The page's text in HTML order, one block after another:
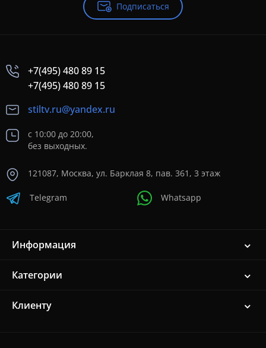
Подписаться
+7(495) 480 89 15
+7(495) 480 89 15
stiltv.ru@yandex.ru
с 10:00 до 20:00,
без выходных.
121087, Москва, ул. Барклая 8, пав. 361, 3 этаж
Telegram Whatsapp
Информация
Категории
Клиенту